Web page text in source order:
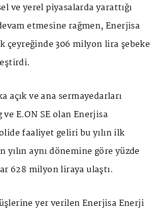
ve yerel piyasalarda yarattığı
etmesine rağmen, Enerjisa
çeyreğinde 306 milyon lira şebeke
açık ve ana sermayedarları
ve E.ON SE olan Enerjisa
faaliyet geliri bu yılın ilk
yılın aynı dönemine göre yüzde
628 milyon liraya ulaştı.
yer verilen Enerjisa Enerji